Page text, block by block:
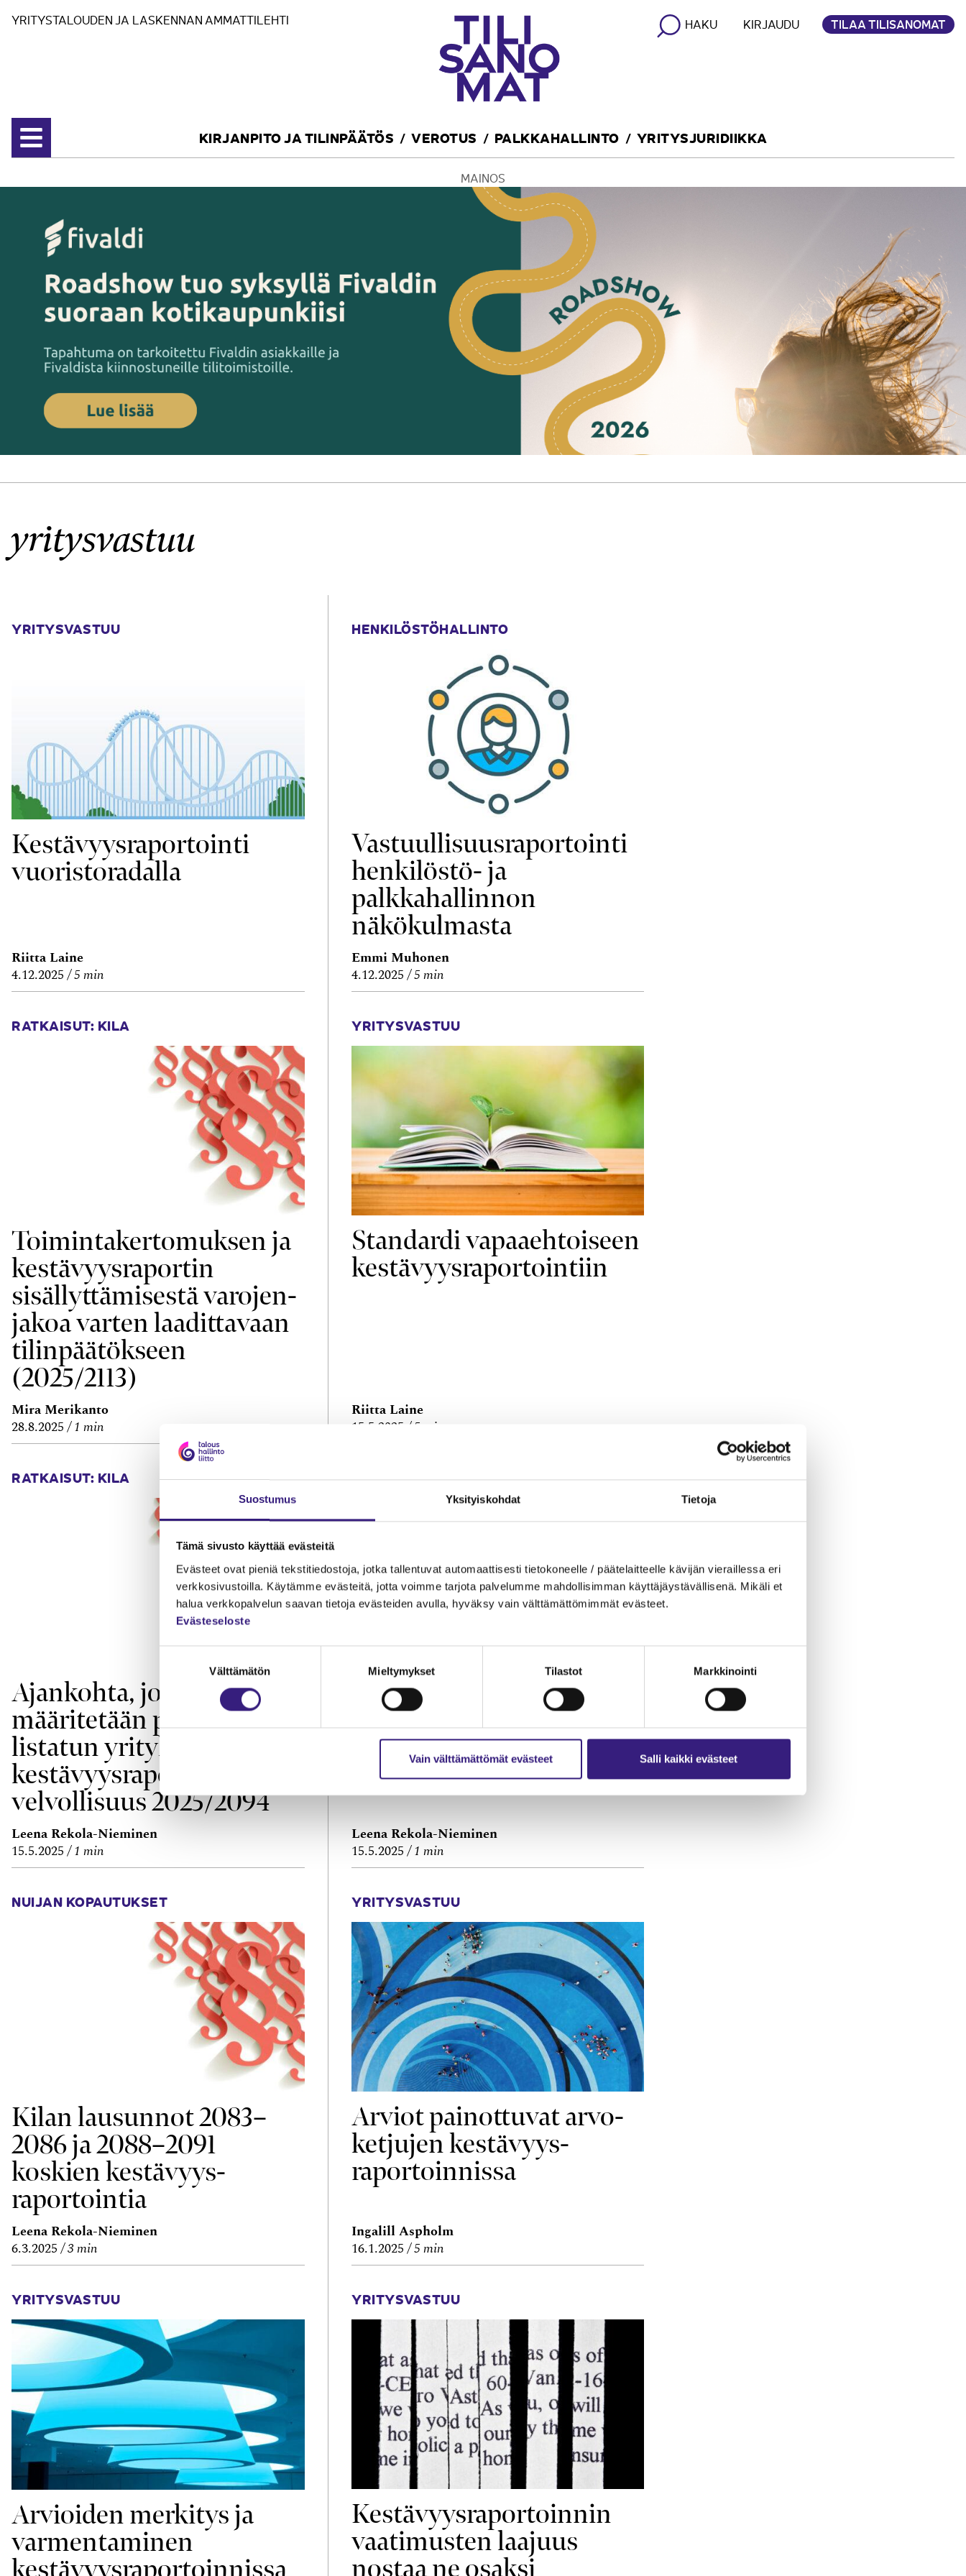
Suostumus Yksityiskohdat Tietoja
Tämä sivusto käyttää evästeitä
Evästeet ovat pieniä tekstitiedostoja, jotka tallentuvat automaattisesti tietokoneelle / päätelaitteelle kävijän vieraillessa eri
verkkosivustoilla. Käytämme evästeitä, jotta voimme tarjota palvelumme mahdollisimman käyttäjäystävällisenä. Mikäli et
halua verkkopalvelun saavan tietoja evästeiden avulla, hyväksy vain välttämättömimmät evästeet.
Evästeseloste
Välttämätön Mieltymykset Tilastot Markkinointi
Vain välttämättömät evästeet Salli kaikki evästeet
YRITYSTALOUDEN JA LASKENNAN AMMATTILEHTI HAKU KIRJAUDU TILAA TILISANOMAT
Avaa valikko
KIRJANPITO JA TILINPÄÄTÖS VEROTUS PALKKAHALLINTO YRITYSJURIDIIKKA
MAINOS
yritysvastuu
YRITYSVASTUU
Kestävyysraportointi
vuoristoradalla
Riitta Laine
4.12.2025
5 min
HENKILÖSTÖHALLINTO
Vastuullisuus­raportointi
henkilöstö- ja
palkkahallinnon
näkökulmasta
Emmi Muhonen
4.12.2025
5 min
RATKAISUT: KILA
Toiminta­kertomuksen ja
kestävyys­raportin
sisällyttämisestä varojen­
jakoa varten laadittavaan
tilin­päätökseen
(2025/2113)
Mira Merikanto
28.8.2025
1 min
YRITYSVASTUU
Standardi vapaa­ehtoiseen
kestävyys­raportointiin
Riitta Laine
15.5.2025
5 min
RATKAISUT: KILA
Ajankohta, jonka mukaan
määritetään pörssi­
listatun yrityksen
kestävyys­raportointi­
velvollisuus 2025/2094
Leena Rekola-Nieminen
15.5.2025
1 min
RATKAISUT: KILA
Kestävyys­raportointi­
tarkastusta koskevan
palkkion esittäminen
liite­tiedoissa 2025/2098
Leena Rekola-Nieminen
15.5.2025
1 min
NUIJAN KOPAUTUKSET
Kilan lausunnot 2083–
2086 ja 2088–2091
koskien kestävyys­
raportointia
Leena Rekola-Nieminen
6.3.2025
3 min
YRITYSVASTUU
Arviot painottuvat arvo­
ketjujen kestävyys­
raportoinnissa
Ingalill Aspholm
16.1.2025
5 min
YRITYSVASTUU
Arvioiden merkitys ja
varmen­taminen
kestävyys­raportoinnissa
YRITYSVASTUU
Kestävyys­raportoinnin
vaati­musten laajuus
nostaa ne osaksi